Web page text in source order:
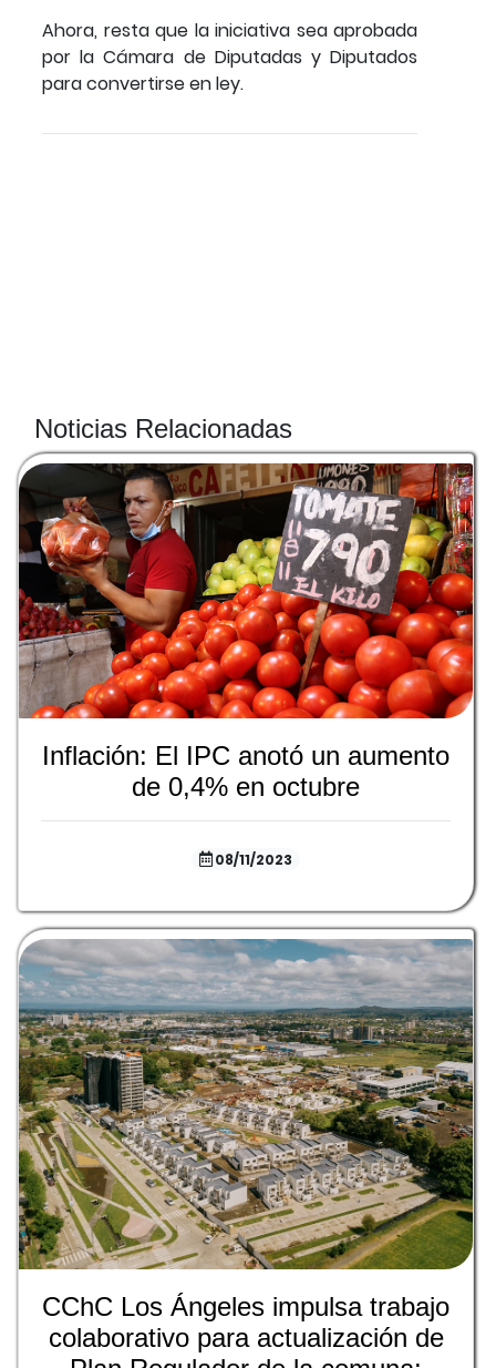
Ahora, resta que la iniciativa sea aprobada
por la Cámara de Diputadas y Diputados
para convertirse en ley.
Noticias Relacionadas
Inflación: El IPC anotó un aumento
de 0,4% en octubre
08/11/2023
CChC Los Ángeles impulsa trabajo
colaborativo para actualización de